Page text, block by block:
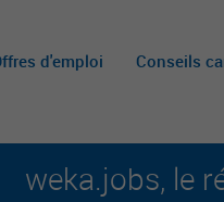
d'emploi Conseils
weka.jobs, le